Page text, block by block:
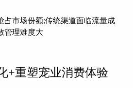
占市场份额;传统渠道面临流量成
散管理难度大
+重塑宠业消费体验